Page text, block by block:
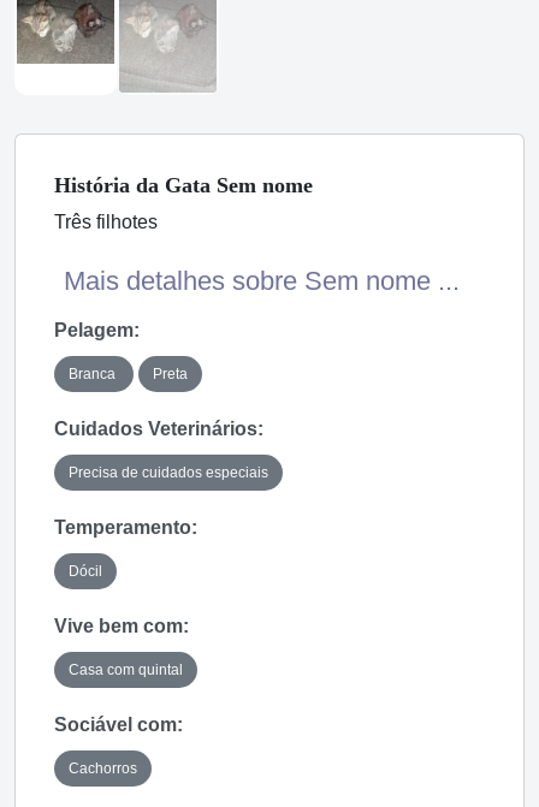
História da Gata Sem nome
Três filhotes
Mais detalhes sobre Sem nome ...
Pelagem:
Branca Preta
Cuidados Veterinários:
Precisa de cuidados especiais
Temperamento:
Dócil
Vive bem com:
Casa com quintal
Sociável com:
Cachorros